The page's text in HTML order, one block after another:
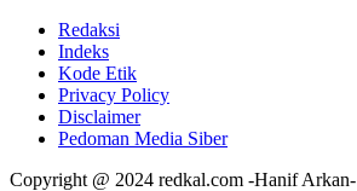
Redaksi
Indeks
Kode Etik
Privacy Policy
Disclaimer
Pedoman Media Siber
Copyright @ 2024 redkal.com -Hanif Arkan-